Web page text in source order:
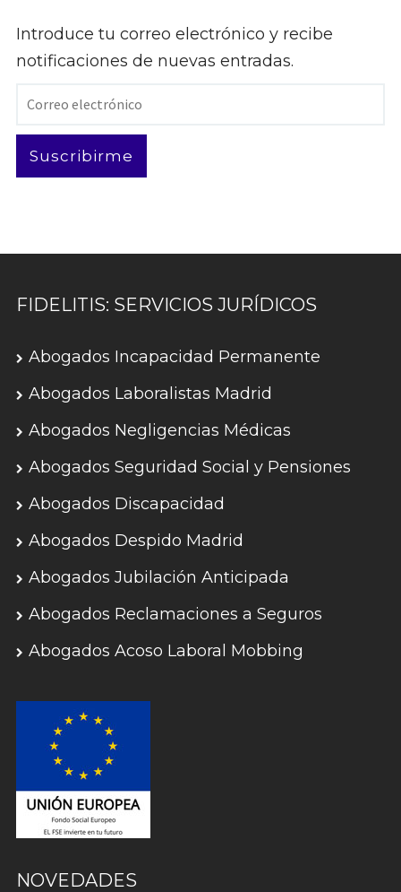
Introduce tu correo electrónico y recibe
notificaciones de nuevas entradas.
Correo
Suscribirme
FIDELITIS: SERVICIOS JURÍDICOS
Abogados Incapacidad Permanente
Abogados Laboralistas Madrid
Abogados Negligencias Médicas
Abogados Seguridad Social y Pensiones
Abogados Discapacidad
Abogados Despido Madrid
Abogados Jubilación Anticipada
Abogados Reclamaciones a Seguros
Abogados Acoso Laboral Mobbing
NOVEDADES